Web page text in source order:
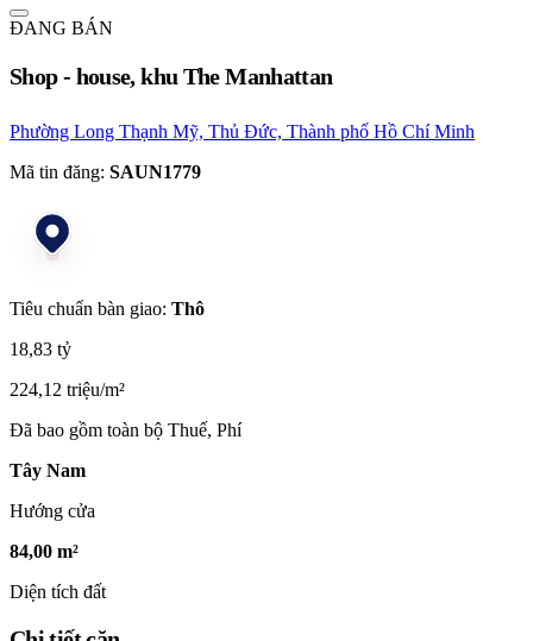
ĐANG BÁN
Shop - house, khu The Manhattan
Phường Long Thạnh Mỹ, Thủ Đức, Thành phố Hồ Chí Minh
Mã tin đăng: SAUN1779
Tiêu chuẩn bàn giao: Thô
18,83 tỷ
224,12 triệu/m²
Đã bao gồm toàn bộ Thuế, Phí
Tây Nam
Hướng cửa
84,00 m²
Diện tích đất